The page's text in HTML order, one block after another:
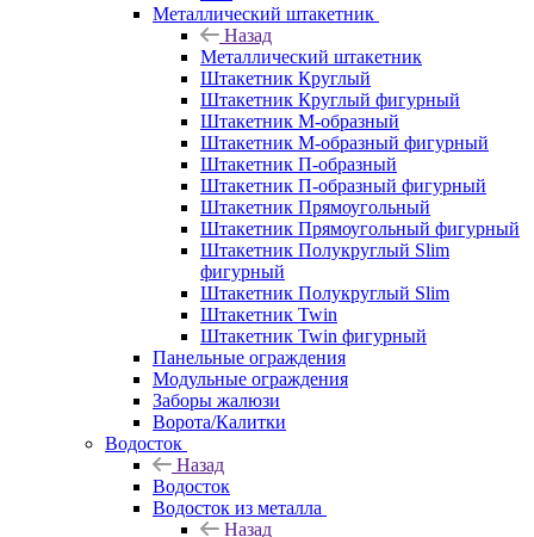
Металлический штакетник
Назад
Металлический штакетник
Штакетник Круглый
Штакетник Круглый фигурный
Штакетник М-образный
Штакетник М-образный фигурный
Штакетник П-образный
Штакетник П-образный фигурный
Штакетник Прямоугольный
Штакетник Прямоугольный фигурный
Штакетник Полукруглый Slim
фигурный
Штакетник Полукруглый Slim
Штакетник Twin
Штакетник Twin фигурный
Панельные ограждения
Модульные ограждения
Заборы жалюзи
Ворота/Калитки
Водосток
Назад
Водосток
Водосток из металла
Назад